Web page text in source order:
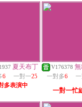
夏天布丁
6 一對一25
多表演中
V176378
一對多6
一對一忙